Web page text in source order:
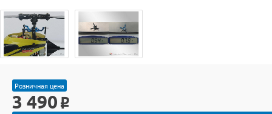
Розничная цена
3 490 o